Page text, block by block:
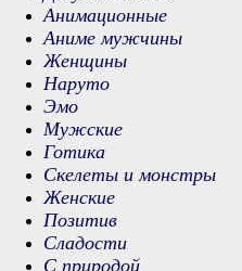
Анимационные
Аниме мужчины
Женщины
Наруто
Эмо
Мужские
Готика
Скелеты и монстры
Женские
Позитив
Сладости
С природой